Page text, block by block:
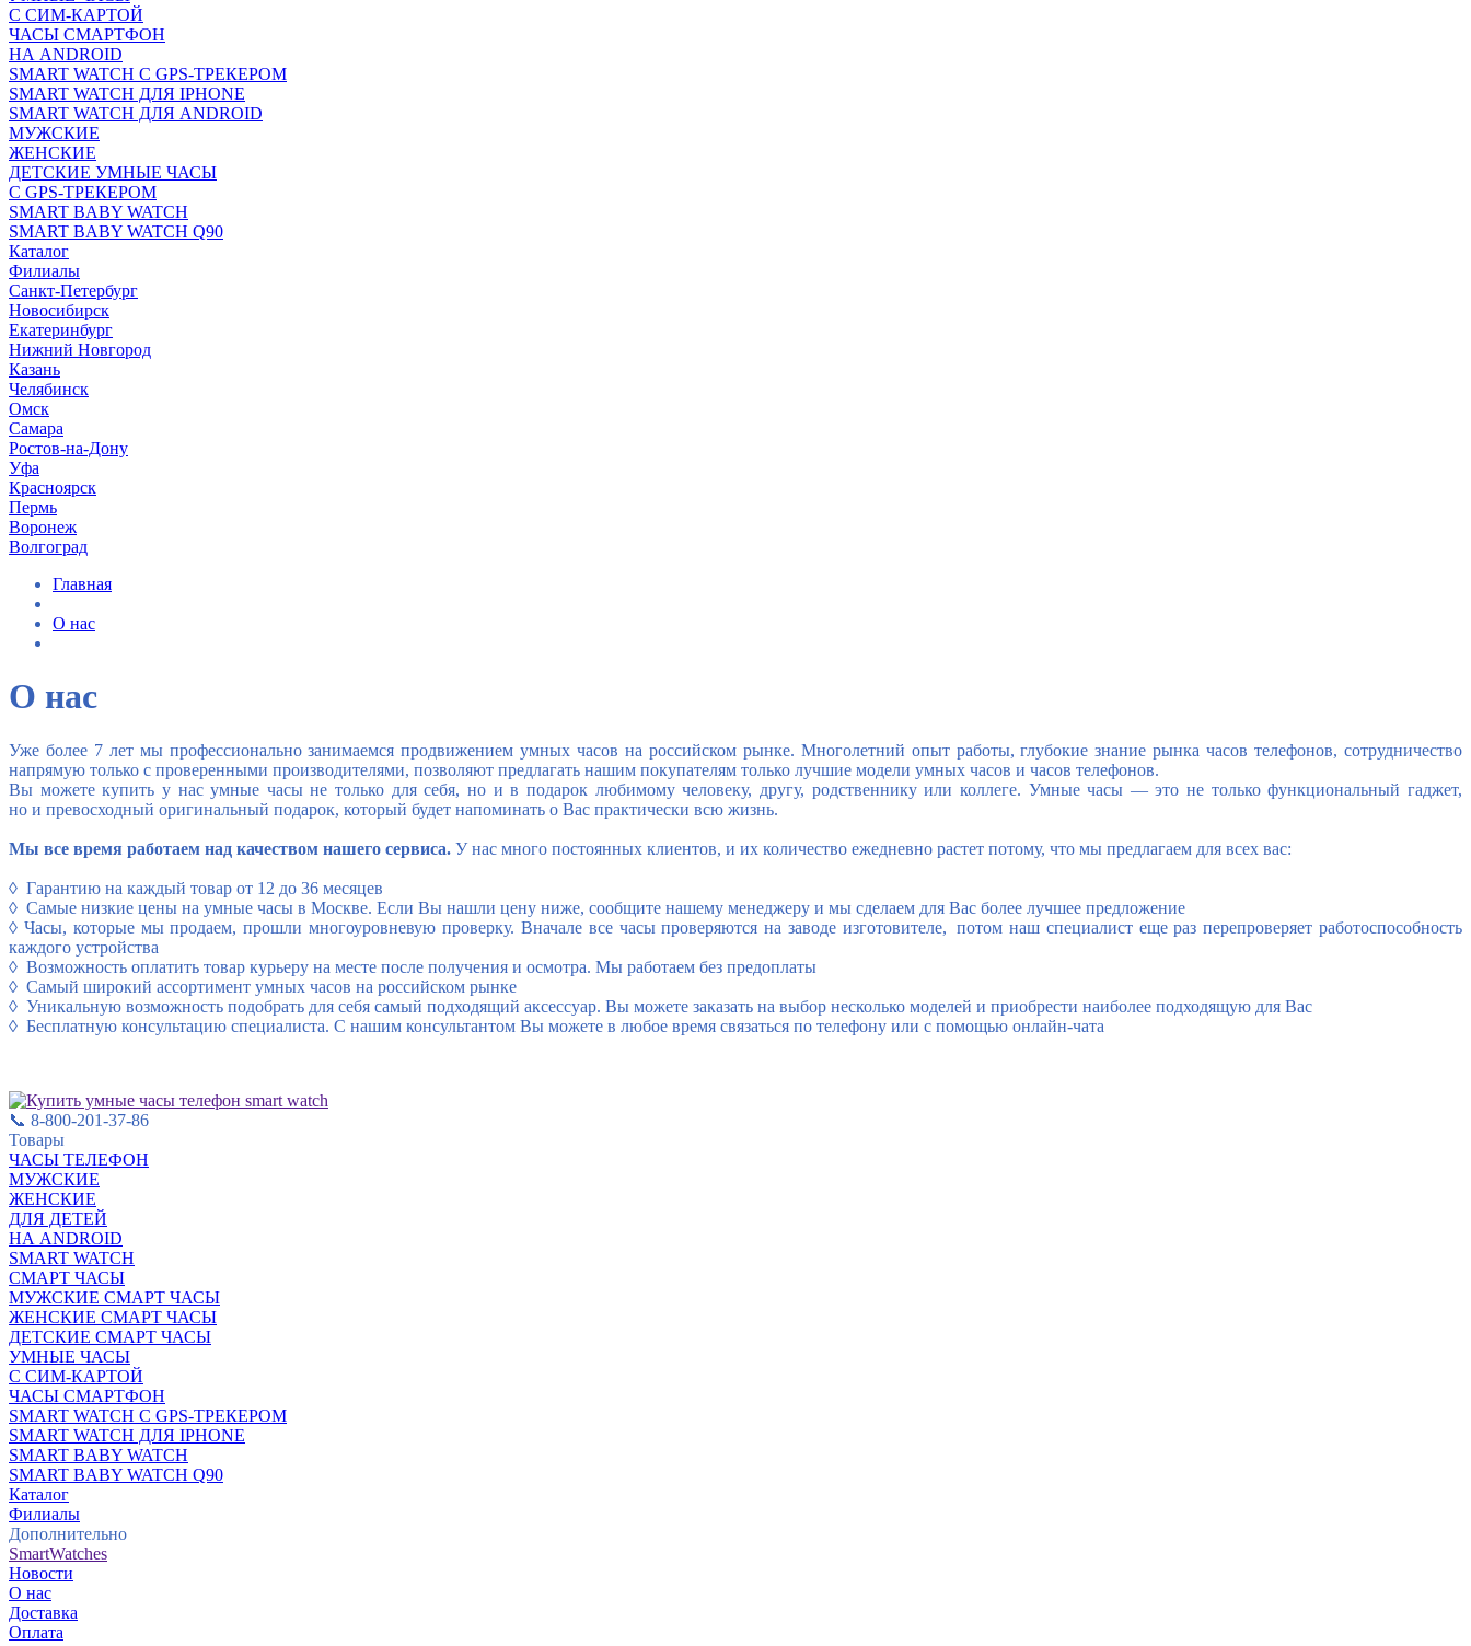
С СИМ-КАРТОЙ
ЧАСЫ СМАРТФОН
НА ANDROID
SMART WATCH С GPS-ТРЕКЕРОМ
SMART WATCH ДЛЯ IPHONE
SMART WATCH ДЛЯ ANDROID
МУЖСКИЕ
ЖЕНСКИЕ
ДЕТСКИЕ УМНЫЕ ЧАСЫ
С GPS-ТРЕКЕРОМ
SMART BABY WATCH
SMART BABY WATCH Q90
Каталог
Филиалы
Санкт-Петербург
Новосибирск
Екатеринбург
Нижний Новгород
Казань
Челябинск
Омск
Самара
Ростов-на-Дону
Уфа
Красноярск
Пермь
Воронеж
Волгоград
Главная
О нас
О нас
Уже более 7 лет мы профессионально занимаемся продвижением умных часов на российском рынке. Многолетний опыт работы, глубокиезнание рынка часов телефонов, сотрудничество
напрямую только с проверенными производителями, позволяют предлагать нашим покупателям только лучшие модели умных часов и часов телефонов.
Вы можете купить у нас умные часы не только для себя, но и в подарок любимому человеку, другу, родственнику или коллеге. Умные часы — это не только функциональный гаджет,
но и превосходный оригинальный подарок, который будет напоминать о Вас практически всю жизнь.
Мы все время работаем над качеством нашего сервиса. У нас много постоянных клиентов, и их количество ежедневно растет потому, что мы предлагаем для всех вас:
◊ Гарантию на каждый товар от 12 до 36 месяцев
◊ Самые низкие цены на умные часы в Москве. Если Вы нашли цену ниже, сообщите нашему менеджеру и мы сделаем для Вас более лучшее предложение
◊ Часы, которые мы продаем, прошли многоуровневую проверку. Вначале все часы проверяются на заводе изготовителе, потом наш специалист еще раз перепроверяет работоспособность
каждого устройства
◊ Возможность оплатить товар курьеру на месте после получения и осмотра. Мы работаем без предоплаты
◊ Самый широкий ассортимент умных часов на российском рынке
◊ Уникальную возможность подобрать для себя самый подходящий аксессуар. Вы можете заказать на выбор несколько моделей и приобрести наиболее подходящую для Вас
◊ Бесплатную консультацию специалиста. С нашим консультантом Вы можете в любое время связаться по телефону или с помощью онлайн-чата
📞 8-800-201-37-86
Товары
ЧАСЫ ТЕЛЕФОН
МУЖСКИЕ
ЖЕНСКИЕ
ДЛЯ ДЕТЕЙ
НА ANDROID
SMART WATCH
СМАРТ ЧАСЫ
МУЖСКИЕ СМАРТ ЧАСЫ
ЖЕНСКИЕ СМАРТ ЧАСЫ
ДЕТСКИЕ СМАРТ ЧАСЫ
УМНЫЕ ЧАСЫ
С СИМ-КАРТОЙ
ЧАСЫ СМАРТФОН
SMART WATCH С GPS-ТРЕКЕРОМ
SMART WATCH ДЛЯ IPHONE
SMART BABY WATCH
SMART BABY WATCH Q90
Каталог
Филиалы
Дополнительно
SmartWatches
Новости
О нас
Доставка
Оплата